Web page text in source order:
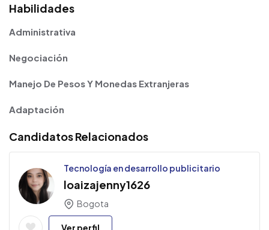
Habilidades
Administrativa
Negociación
Manejo De Pesos Y Monedas Extranjeras
Adaptación
Candidatos Relacionados
Tecnología en desarrollo publicitario
loaizajenny1626
Bogota
Ver perfil